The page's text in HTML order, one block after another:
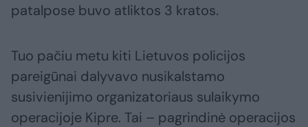
patalpose buvo atliktos 3 kratos.
Tuo pačiu metu kiti Lietuvos policijos
pareigūnai dalyvavo nusikalstamo
susivienijimo organizatoriaus sulaikymo
operacijoje Kipre. Tai – pagrindinė operacijos